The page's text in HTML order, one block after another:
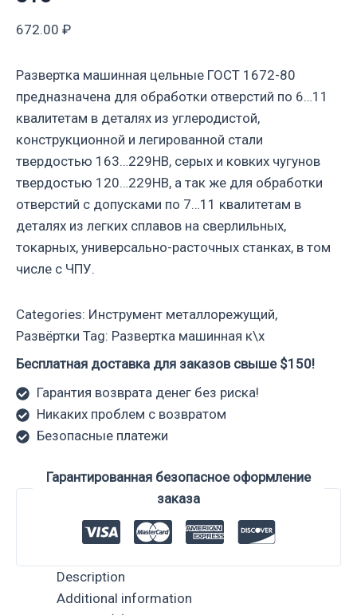
672.00 ₽
Развертка машинная цельные ГОСТ 1672-80
предназначена для обработки отверстий по 6…11
квалитетам в деталях из углеродистой,
конструкционной и легированной стали
твердостью 163…229НВ, серых и ковких чугунов
твердостью 120…229НВ, а так же для обработки
отверстий с допусками по 7…11 квалитетам в
деталях из легких сплавов на сверлильных,
токарных, универсально-расточных станках, в том
числе с ЧПУ.
Categories: Инструмент металлорежущий,
Развёртки Tag: Развертка машинная к\х
Бесплатная доставка для заказов свыше $150!
Гарантия возврата денег без риска!
Никаких проблем с возвратом
Безопасные платежи
Гарантированная безопасное оформление
заказа
Description
Additional information